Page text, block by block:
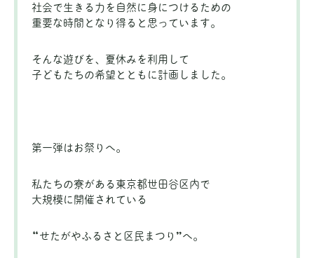
社会で生きる力を自然に身につけるための
重要な時間となり得ると思っています。
そんな遊びを、夏休みを利用して
子どもたちの希望とともに計画しました。
第一弾はお祭りへ。
私たちの寮がある東京都世田谷区内で
大規模に開催されている
“せたがやふるさと区民まつり”へ。